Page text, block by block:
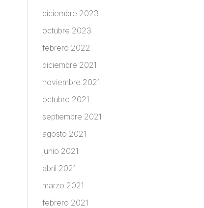
diciembre 2023
octubre 2023
febrero 2022
diciembre 2021
noviembre 2021
octubre 2021
septiembre 2021
agosto 2021
junio 2021
abril 2021
marzo 2021
febrero 2021